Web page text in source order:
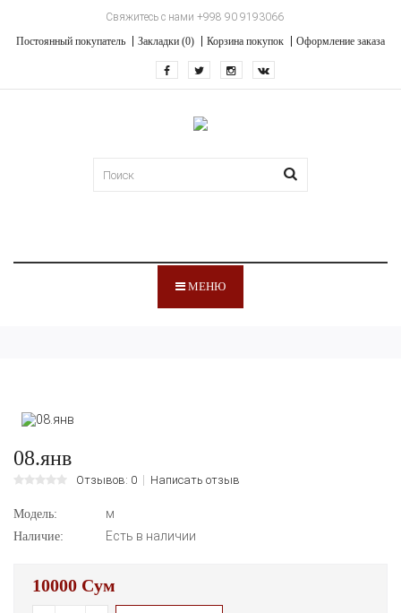
Свяжитесь с нами +998 90 9193066
Постоянный покупатель
Закладки (0) Корзина покупок Оформление заказа
МЕНЮ
08.янв
Отзывов: 0 Написать отзыв
Модель: м
Наличие: Есть в наличии
10000 Сум